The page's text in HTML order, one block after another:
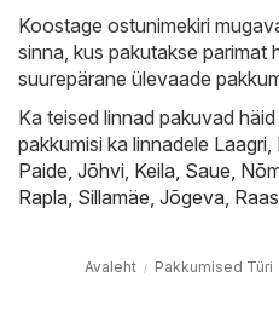
Koostage ostunimekiri
sinna, kus pakutakse parimat
suurepärane ülevaade
Ka teised linnad pakuvad
pakkumisi ka linnadele Laagri
Paide Jõhvi Keila Saue
Rapla Sillamäe Jõgeva
Avaleht Pakkumised Türi